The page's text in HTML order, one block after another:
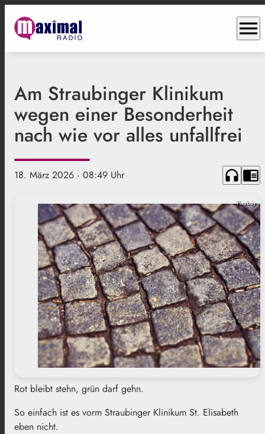
menu
Am Straubinger Klinikum
wegen einer Besonderheit
nach wie vor alles unfallfrei
18. März 2026 · 08:49 Uhr headphones chrome_reader_mode
Pixabay
Rot bleibt stehn, grün darf gehn.
So einfach ist es vorm Straubinger Klinikum St. Elisabeth
eben nicht.